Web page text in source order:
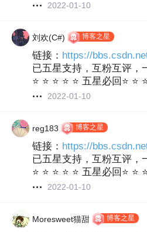
2022-01-10
刘欢(C#) 博客之星
链接： https://
已五星支持，互粉互评，
⭐ ⭐ ⭐ ⭐ ⭐ 五星必回⭐ ⭐
2022-01-10
reg183 博客之星
链接： https://
已五星支持，互粉互评，
⭐ ⭐ ⭐ ⭐ ⭐ 五星必回⭐ ⭐
2022-01-10
Moresweet猫甜 博客之星